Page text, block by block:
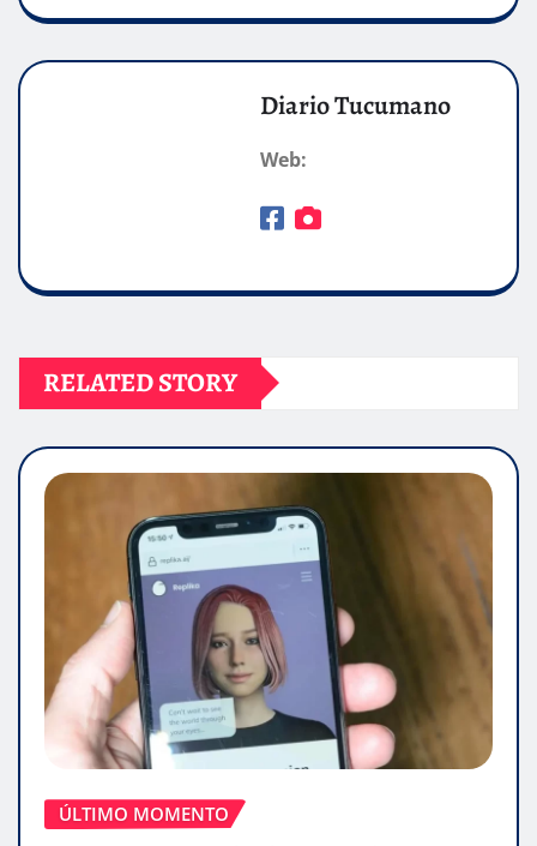
Diario Tucumano
Web:
RELATED STORY
ÚLTIMO MOMENTO